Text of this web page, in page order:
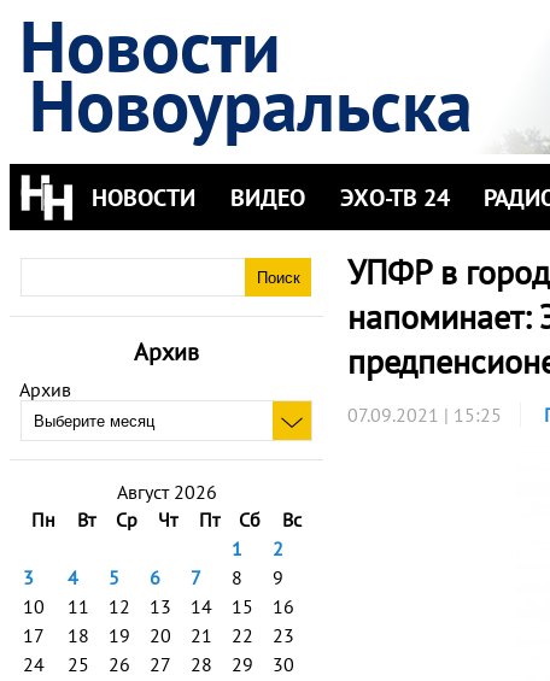
Новости
Новоуральска
НОВОСТИ ВИДЕО ЭХО-ТВ 24
Архив
Архив
Август 2026
Пн
Вт Ср Чт Пт Сб
Вс
1
2
3
4 5 6 7 8
9
10
11 12 13 14 15
16
17
18 19 20 21 22
23
24
25 26 27 28 29
30
УПФР в
напоминает:
07.09.2021 | 15:25